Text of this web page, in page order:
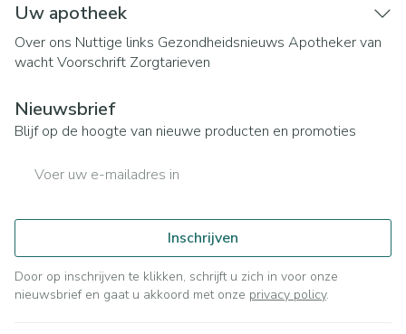
Uw apotheek
Over ons Nuttige links Gezondheidsnieuws Apotheker van
wachtVoorschrift Zorgtarieven
Nieuwsbrief
Blijf op de hoogte van nieuwe producten en promoties
Inschrijven
Door op inschrijven te klikken, schrijft u zich in voor onze
nieuwsbrief en gaat u akkoord met onze privacy policy.